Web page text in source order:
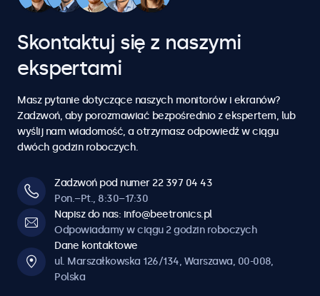
7
8
9
0
7
8
9
0
7
8
9
0
7
8
9
0
7
8
9
0
5
6
7
8
9
0
5
6
7
8
9
0
5
6
7
8
9
0
5
6
7
8
9
0
5
6
7
8
9
0
5
6
7
8
9
0
5
6
7
8
9
0
4
5
6
7
8
9
0
4
5
6
7
8
9
0
Skontaktuj się z naszymi
ekspertami
Masz pytanie dotyczące naszych monitorów i ekranów?
Zadzwoń, aby porozmawiać bezpośrednio z ekspertem, lub
wyślij nam wiadomość, a otrzymasz odpowiedź w ciągu
dwóch godzin roboczych.
Zadzwoń pod numer 22 397 04 43
Pon.–Pt., 8:30–17:30
Napisz do nas: info@beetronics.pl
Odpowiadamy w ciągu 2 godzin roboczych
Dane kontaktowe
ul. Marszałkowska 126/134, Warszawa, 00-008,
Polska